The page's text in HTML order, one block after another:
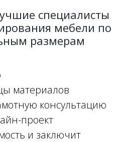
специалисты
мебели по
размерам
материалов
консультацию
проект
и заключит